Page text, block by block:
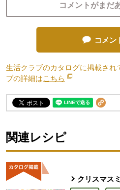
コメントがまだ
コメン
生活クラブのカタログに掲載され
ブの詳細はこちら 別のウィンドウ
関連レシピ
クリスマス